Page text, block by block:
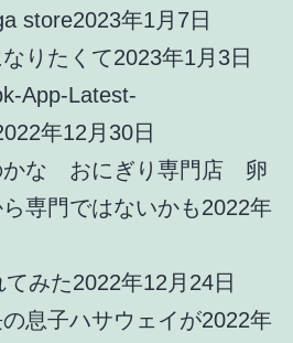
store2023年1月7日
りたくて2023年1月3日
App-Latest-
年12月30日
かな おにぎり専門店 卵
専門ではないかも2022年
てみた2022年12月24日
息子ハサウェイが2022年